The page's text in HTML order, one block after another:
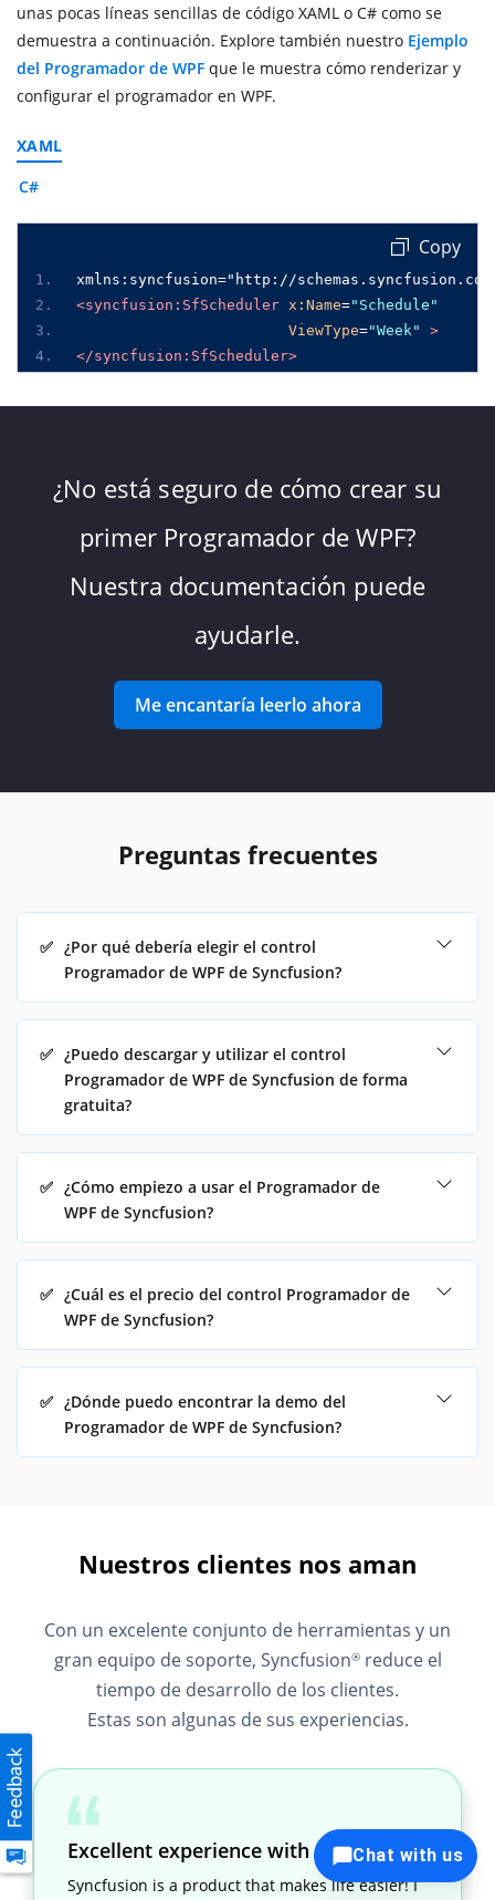
unas pocas líneas sencillas de código XAML o C# como se
demuestra a continuación. Explore también nuestro Ejemplo
del Programador de WPF que le muestra cómo renderizar y
configurar el programador en WPF.
XAML
C#
xmlns:syncfusion="http://
<syncfusion:SfScheduler x:Name="Schedule"
ViewType="Week"
>
</syncfusion:SfScheduler>
Copy
¿No está seguro de cómo crear su
primer Programador de WPF?
Nuestra documentación puede
ayudarle.
Me encantaría leerlo ahora
Preguntas frecuentes
✅ ¿Por qué debería elegir el control
Programador de WPF de Syncfusion?
✅ ¿Puedo descargar y utilizar el control
Programador de WPF de Syncfusion de forma
gratuita?
✅ ¿Cómo empiezo a usar el Programador de
WPF de Syncfusion?
✅ ¿Cuál es el precio del control Programador de
WPF de Syncfusion?
✅ ¿Dónde puedo encontrar la demo del
Programador de WPF de Syncfusion?
Nuestros clientes nos aman
Con un excelente conjunto de herramientas y un
gran equipo de soporte, Syncfusion®reduce el
tiempo de desarrollo de los clientes.
Estas son algunas de sus experiencias.
Excellent experience with Syncfusion!
Syncfusion is a product that makes life easier! I
Chat with us